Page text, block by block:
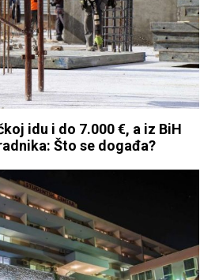
idu i do 7.000 €, a iz BiH
Što se događa?